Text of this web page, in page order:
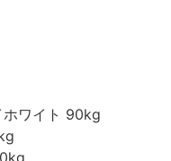
ホワイト 90kg